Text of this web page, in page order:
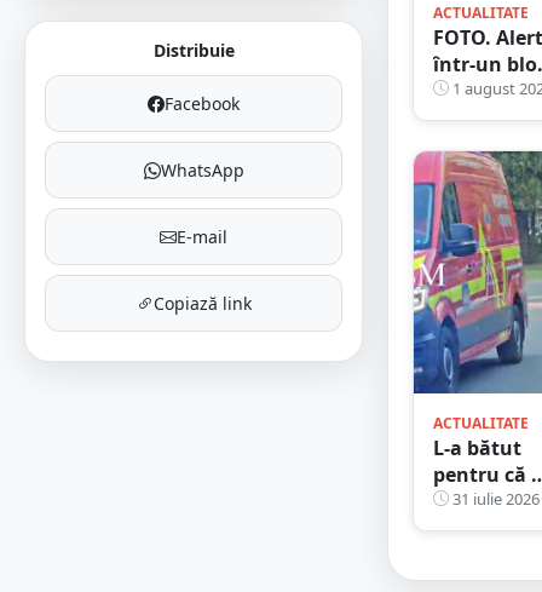
Distribuie
Facebook
WhatsApp
E-mail
Copiază link
ACTUALITATE
FOTO.
într-un
din județul
Satu Mare.
luat foc
sistemul
protecție a
gazelor
1 august
ACTUALITATE
L-a bătut
pentru că a
invitat-o la
dans pe
lui.
31 iulie 2026